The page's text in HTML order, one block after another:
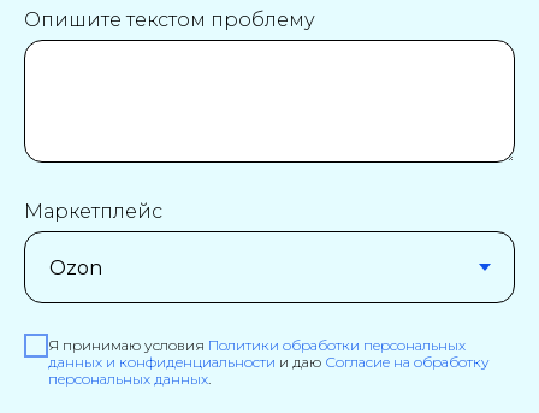
Опишите текстом проблему
Маркетплейс
Я принимаю условия Политики обработки персональных
данных и конфиденциальности и даю Согласие на обработку
персональных данных.